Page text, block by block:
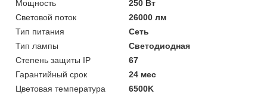
Мощность
250 Вт
Световой поток
26000 лм
Тип питания
Сеть
Тип лампы
Светодиодная
Степень защиты IP
67
Гарантийный срок
24 мес
Цветовая температура
6500K